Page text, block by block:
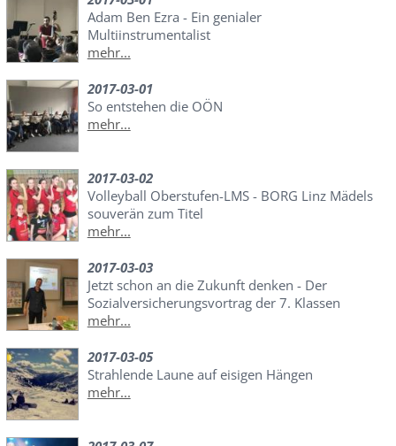
Adam Ben Ezra - Ein genialer
Multiinstrumentalist
mehr...
2017-03-01
So entstehen die OÖN
mehr...
2017-03-02
Volleyball Oberstufen-LMS - BORG Linz Mädels
souverän zum Titel
mehr...
2017-03-03
Jetzt schon an die Zukunft denken - Der
Sozialversicherungsvortrag der 7. Klassen
mehr...
2017-03-05
Strahlende Laune auf eisigen Hängen
mehr...